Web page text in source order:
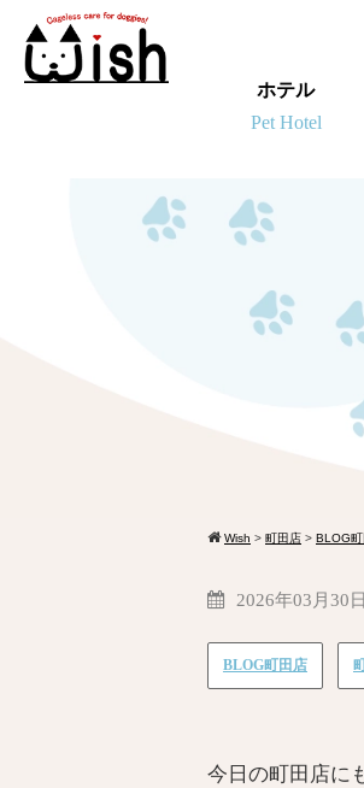
ホテル
Wish > 町田店 > BLOG
2026年03月30日
BLOG町田店
今日の町田店に